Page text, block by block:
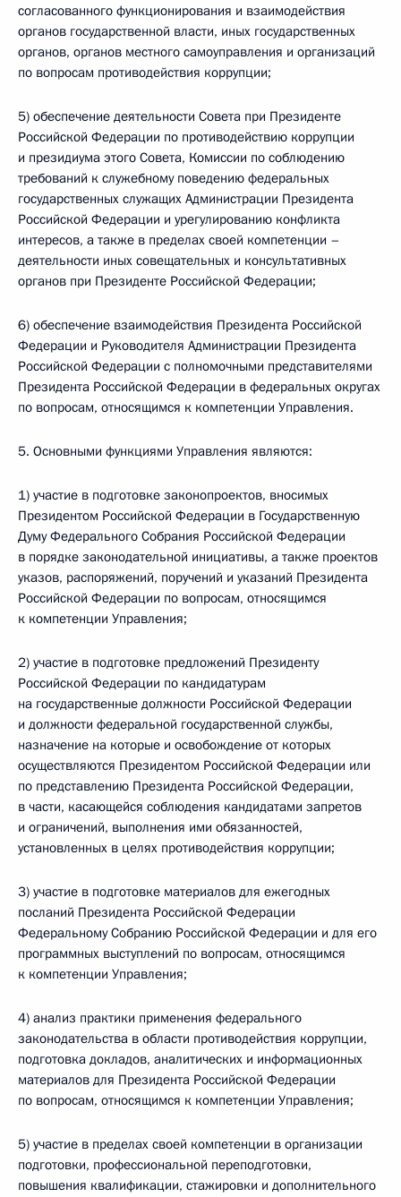
согласованного функционирования и взаимодействия
органов государственной власти, иных государственных
органов, органов местного самоуправления и организаций
по вопросам противодействия коррупции;
5) обеспечение деятельности Совета при Президенте
Российской Федерации по противодействию коррупции
и президиума этого Совета, Комиссии по соблюдению
требований к служебному поведению федеральных
государственных служащих Администрации Президента
Российской Федерации и урегулированию конфликта
интересов, а также в пределах своей компетенции –
деятельности иных совещательных и консультативных
органов при Президенте Российской Федерации;
6) обеспечение взаимодействия Президента Российской
Федерации и Руководителя Администрации Президента
Российской Федерации с полномочными представителями
Президента Российской Федерации в федеральных округах
по вопросам, относящимся к компетенции Управления.
5. Основными функциями Управления являются:
1) участие в подготовке законопроектов, вносимых
Президентом Российской Федерации в Государственную
Думу Федерального Собрания Российской Федерации
в порядке законодательной инициативы, а также проектов
указов, распоряжений, поручений и указаний Президента
Российской Федерации по вопросам, относящимся
к компетенции Управления;
2) участие в подготовке предложений Президенту
Российской Федерации по кандидатурам
на государственные должности Российской Федерации
и должности федеральной государственной службы,
назначение на которые и освобождение от которых
осуществляются Президентом Российской Федерации или
по представлению Президента Российской Федерации,
в части, касающейся соблюдения кандидатами запретов
и ограничений, выполнения ими обязанностей,
установленных в целях противодействия коррупции;
3) участие в подготовке материалов для ежегодных
посланий Президента Российской Федерации
Федеральному Собранию Российской Федерации и для его
программных выступлений по вопросам, относящимся
к компетенции Управления;
4) анализ практики применения федерального
законодательства в области противодействия коррупции,
подготовка докладов, аналитических и информационных
материалов для Президента Российской Федерации
по вопросам, относящимся к компетенции Управления;
5) участие в пределах своей компетенции в организации
подготовки, профессиональной переподготовки,
повышения квалификации, стажировки и дополнительного